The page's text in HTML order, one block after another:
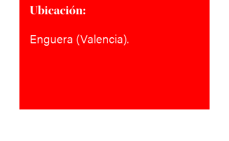
Ubicación:
Enguera (Valencia).